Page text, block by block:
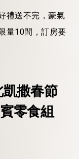
禮送不完，豪氣
量10間，訂房要
凱撒春節
零食組